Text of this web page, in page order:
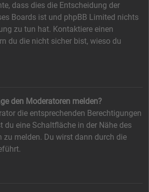
dass dies die Entscheidung der
Boards ist und phpBB Limited nichts
zu tun hat. Kontaktiere einen
du die nicht sicher bist, wieso du
den Moderatoren melden?
die entsprechenden Berechtigungen
du eine Schaltfläche in der Nähe des
zu melden. Du wirst dann durch die